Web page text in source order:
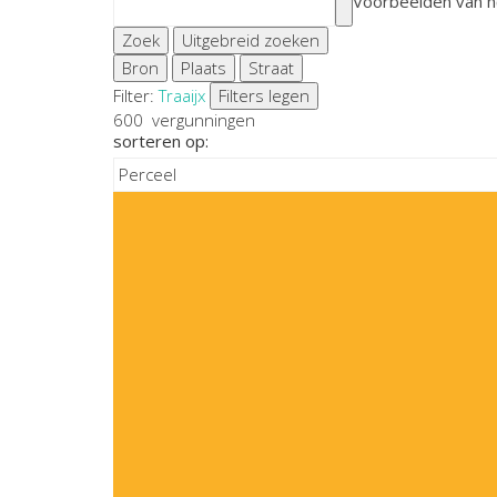
Zoek
Uitgebreid zoeken
Bron
Plaats
Straat
Filter:Traaijx
Filters legen
600 vergunningen
sorteren op: